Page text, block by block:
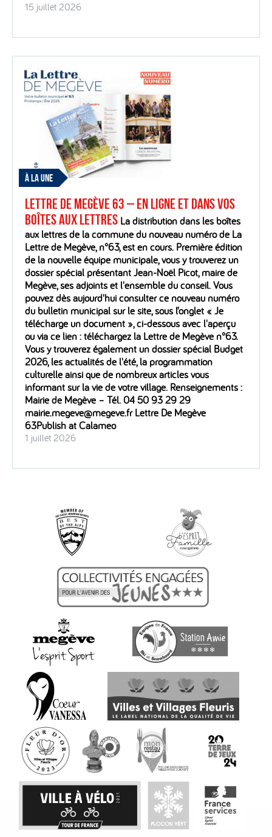
15 juillet 2026
À LA UNE
Lettre de Megève 63 – En ligne et dans vos
boîtes aux lettres La distribution dans les boîtes
aux lettres de la commune du nouveau numéro de La
Lettre de Megève, n°63, est en cours. Première édition
de la nouvelle équipe municipale, vous y trouverez un
dossier spécial présentant Jean-Noël Picot, maire de
Megève, ses adjoints et l'ensemble du conseil. Vous
pouvez dès aujourd'hui consulter ce nouveau numéro
du bulletin municipal sur le site, sous l’onglet « Je
télécharge un document », ci-dessous avec l'aperçu
ou via ce lien : téléchargez la Lettre de Megève n°63.
Vous y trouverez également un dossier spécial Budget
2026, les actualités de l'été, la programmation
culturelle ainsi que de nombreux articles vous
informant sur la vie de votre village. Renseignements :
Mairie de Megève – Tél. 04 50 93 29 29
mairie.megeve@megeve.fr Lettre De Megève
63Publish at Calameo
1 juillet 2026